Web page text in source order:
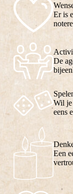
Er is
De
Wil je
eens
Een